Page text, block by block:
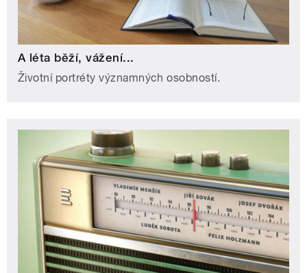
A léta běží, vážení...
Životní portréty významných osobností.